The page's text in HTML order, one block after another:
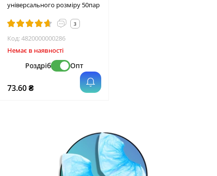
універсального розміру 50пар
3
Код:4820000000286
Немає в наявності
Роздріб Опт
73.60 ₴